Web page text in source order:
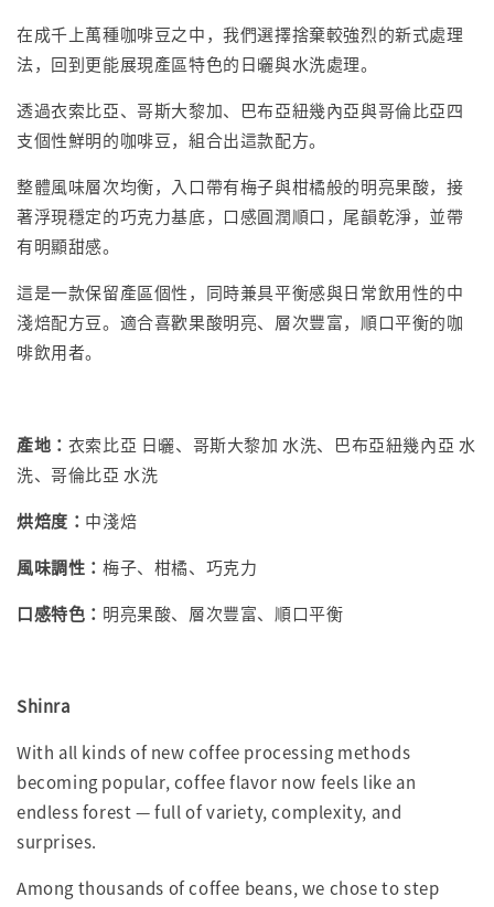
在成千上萬種咖啡豆之中，我們選擇捨棄較強烈的新式處理
法，回到更能展現產區特色的日曬與水洗處理。
透過衣索比亞、哥斯大黎加、巴布亞紐幾內亞與哥倫比亞四
支個性鮮明的咖啡豆，組合出這款配方。
整體風味層次均衡，入口帶有梅子與柑橘般的明亮果酸，接
著浮現穩定的巧克力基底，口感圓潤順口，尾韻乾淨，並帶
有明顯甜感。
這是一款保留產區個性，同時兼具平衡感與日常飲用性的中
淺焙配方豆。適合喜歡果酸明亮、層次豐富，順口平衡的咖
啡飲用者。
產地： 衣索比亞 日曬、哥斯大黎加 水洗、巴布亞紐幾內亞 水
洗、哥倫比亞 水洗
烘焙度： 中淺焙
風味調性： 梅子、柑橘、巧克力
口感特色： 明亮果酸、層次豐富、順口平衡
Shinra
With all kinds of new coffee processing methods
becoming popular, coffee flavor now feels like an
endless forest — full of variety, complexity, and
surprises.
Among thousands of coffee beans, we chose to step